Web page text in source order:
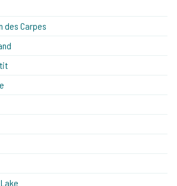
des Carpes